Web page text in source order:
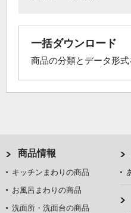
一括ダウンロード
商品の分類とデータ形
商品情報
キッチンまわりの商品
お風呂まわりの商品
洗面所・洗面台の商品